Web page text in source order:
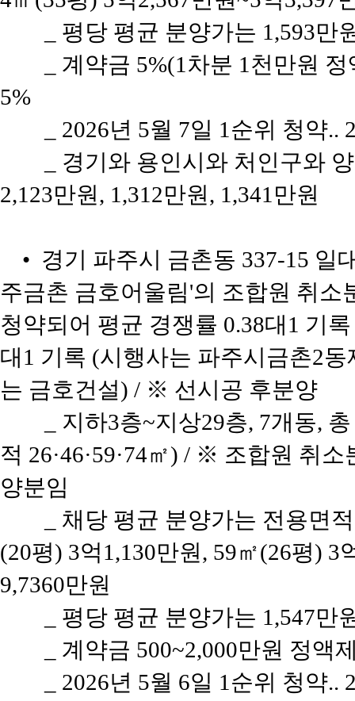
_ 평당 평균 분양가는 1,593
_ 계약금 5%(1차분 1천만원
5%
_ 2026년 5월 7일 1순위 청약
_ 경기와 용인시와 처인구와
2,123만원, 1,312만원, 1,341만원
• 경기 파주시 금촌동 337-15 일
주금촌 금호어울림'의 조합원 취소
청약되어 평균 경쟁률 0.38대1 기
대1 기록 (시행사는 파주시금촌2
는 금호건설) / ※ 선시공 후분양
_ 지하3층~지상29층, 7개동,
적 26·46·59·74㎡) / ※ 조합원 취
양분임
_ 채당 평균 분양가는 전용면
(20평) 3억1,130만원, 59㎡(26평) 3
9,7360만원
_ 평당 평균 분양가는 1,547
_ 계약금 500~2,000만원 정액
_ 2026년 5월 6일 1순위 청약